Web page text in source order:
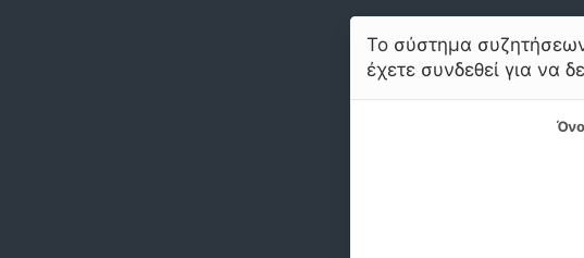
Το σύστημα συζητήσεων
έχετε συνδεθεί για να